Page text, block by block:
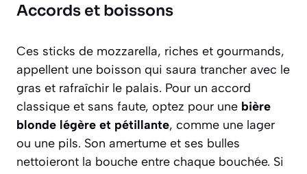
Accords et boissons
Ces sticks de mozzarella, riches et gourmands,
appellent une boisson qui saura trancher avec le
gras et rafraîchir le palais. Pour un accord
classique et sans faute, optez pour une bière
blonde légère et pétillante, comme une lager
ou une pils. Son amertume et ses bulles
nettoieront la bouche entre chaque bouchée. Si